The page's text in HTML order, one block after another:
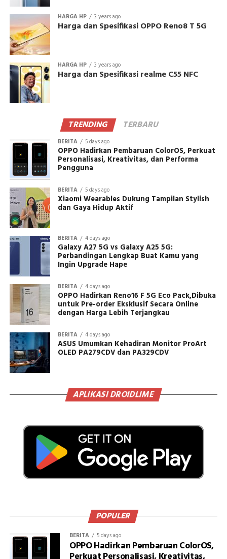
HARGA HP 3 years ago
Harga dan Spesifikasi OPPO Reno8 T 5G
HARGA HP 3 years ago
Harga dan Spesifikasi realme C55 NFC
TRENDING TERBARU
BERITA 5 days ago
OPPO Hadirkan Pembaruan ColorOS, Perkuat
Personalisasi, Kreativitas, dan Performa
Pengguna
BERITA 5 days ago
Xiaomi Wearables Dukung Tampilan Stylish
dan Gaya Hidup Aktif
BERITA 4 days ago
Galaxy A27 5G vs Galaxy A25 5G:
Perbandingan Lengkap Buat Kamu yang
Ingin Upgrade Hape
BERITA 4 days ago
OPPO Hadirkan Reno16 F 5G Eco Pack,Dibuka
untuk Pre-order Eksklusif Secara Online
dengan Harga Lebih Terjangkau
BERITA 4 days ago
ASUS Umumkan Kehadiran Monitor ProArt
OLED PA279CDV dan PA329CDV
APLIKASI DROIDLIME
POPULER
BERITA 5 days ago
OPPO Hadirkan Pembaruan ColorOS,